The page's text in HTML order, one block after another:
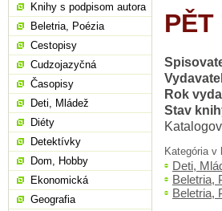
Rok
Stav
Kategória v
Deti,
Beletria,
Beletria,
Knihy s podpisom autora
Beletria, Poézia
Cestopisy
Cudzojazyčná
Časopisy
Deti, Mládež
Diéty
Detektívky
Dom, Hobby
Ekonomická
Geografia